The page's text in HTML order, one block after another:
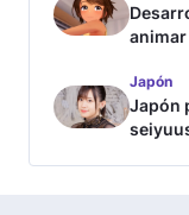
Japón
Japón